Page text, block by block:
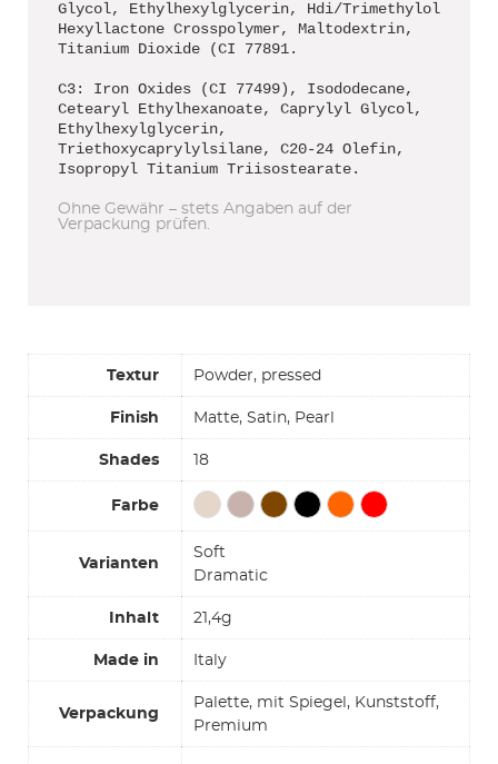
Glycol, Ethylhexylglycerin, Hdi/Trimethylol
Hexyllactone Crosspolymer, Maltodextrin,
Titanium Dioxide (CI 77891.
C3: Iron Oxides (CI 77499), Isododecane,
Cetearyl Ethylhexanoate, Caprylyl Glycol,
Ethylhexylglycerin,
Triethoxycaprylylsilane, C20-24 Olefin,
Isopropyl Titanium Triisostearate.
Ohne Gewähr – stets Angaben auf der
Verpackung prüfen.
Textur Powder, pressed
Finish Matte, Satin, Pearl
Shades 18
Farbe
Varianten
Soft
Dramatic
Inhalt 21,4g
Made in Italy
Verpackung
Palette, mit Spiegel, Kunststoff,
Premium